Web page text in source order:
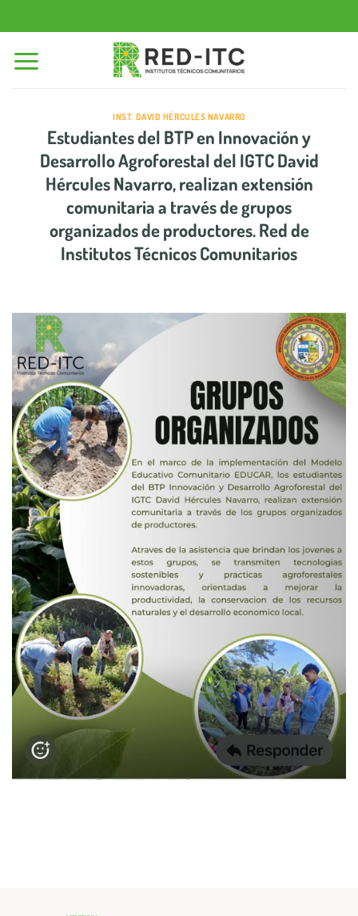
al
contenido
INST. DAVID HÉRCULES NAVARRO
Estudiantes del BTP en Innovación y
Desarrollo Agroforestal del IGTC David
Hércules Navarro, realizan extensión
comunitaria a través de grupos
organizados de productores. Red de
Institutos Técnicos Comunitarios